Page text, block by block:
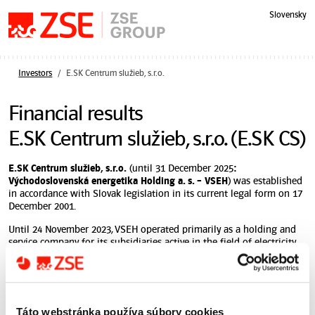
Táto webstránka používa súbory cookies
Slovensky
Investors E.SK Centrum služieb, s.r.o.
Financial results
E.SK Centrum služieb, s.r.o. (E.SK CS)
E.SK Centrum služieb, s.r.o. (until 31 December 2025:
Východoslovenská energetika Holding a. s. – VSEH) was established
in accordance with Slovak legislation in its current legal form on 17
December 2001.
Until 24 November 2023, VSEH operated primarily as a holding and
service company for its subsidiaries active in the field of electricity
distribution (VSD) and the supply of electricity and gas (VSE).